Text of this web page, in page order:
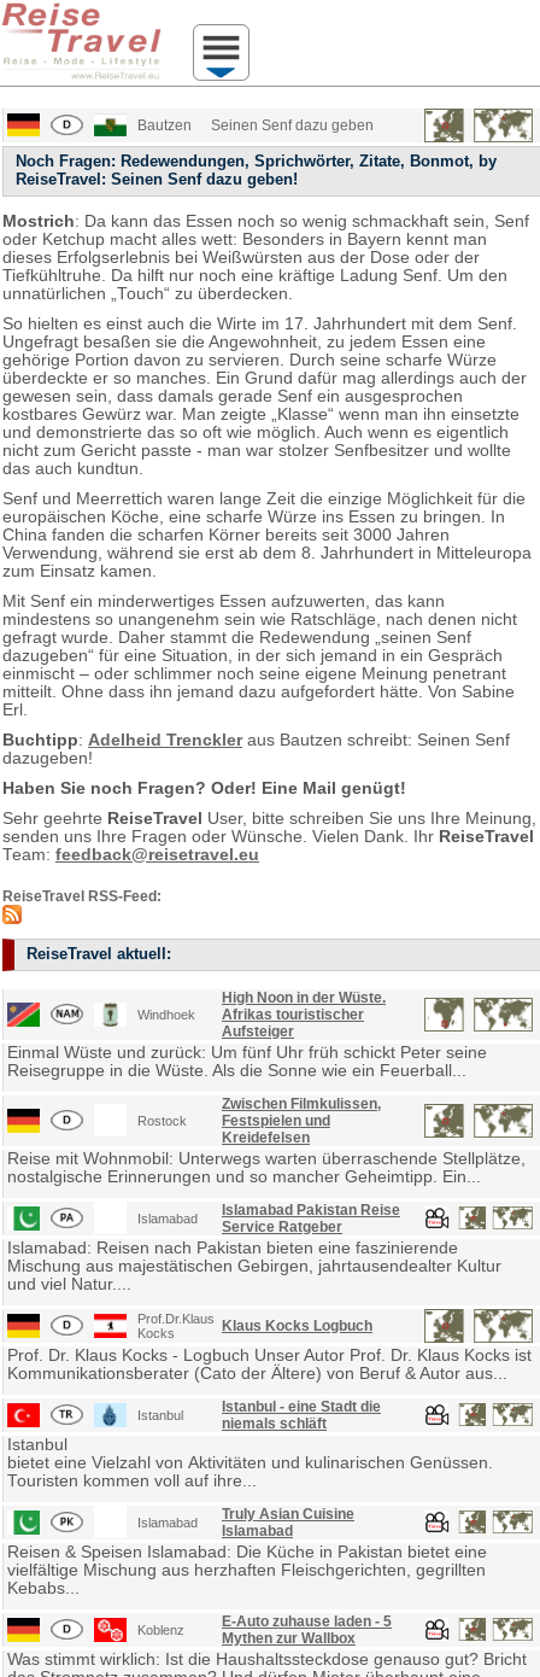
Bautzen Seinen Senf dazu geben
Noch Fragen: Redewendungen, Sprichwörter, Zitate, Bonmot, by
ReiseTravel: Seinen Senf dazu geben!
Mostrich: Da kann das Essen noch so wenig schmackhaft sein, Senf
oder Ketchup macht alles wett: Besonders in Bayern kennt man
dieses Erfolgserlebnis bei Weißwürsten aus der Dose oder der
Tiefkühltruhe. Da hilft nur noch eine kräftige Ladung Senf. Um den
unnatürlichen „Touch“ zu überdecken.
So hielten es einst auch die Wirte im 17. Jahrhundert mit dem Senf.
Ungefragt besaßen sie die Angewohnheit, zu jedem Essen eine
gehörige Portion davon zu servieren. Durch seine scharfe Würze
überdeckte er so manches. Ein Grund dafür mag allerdings auch der
gewesen sein, dass damals gerade Senf ein ausgesprochen
kostbares Gewürz war. Man zeigte „Klasse“ wenn man ihn einsetzte
und demonstrierte das so oft wie möglich. Auch wenn es eigentlich
nicht zum Gericht passte - man war stolzer Senfbesitzer und wollte
das auch kundtun.
Senf und Meerrettich waren lange Zeit die einzige Möglichkeit für die
europäischen Köche, eine scharfe Würze ins Essen zu bringen. In
China fanden die scharfen Körner bereits seit 3000 Jahren
Verwendung, während sie erst ab dem 8. Jahrhundert in Mitteleuropa
zum Einsatz kamen.
Mit Senf ein minderwertiges Essen aufzuwerten, das kann
mindestens so unangenehm sein wie Ratschläge, nach denen nicht
gefragt wurde. Daher stammt die Redewendung „seinen Senf
dazugeben“ für eine Situation, in der sich jemand in ein Gespräch
einmischt – oder schlimmer noch seine eigene Meinung penetrant
mitteilt. Ohne dass ihn jemand dazu aufgefordert hätte. Von Sabine
Erl.
Buchtipp: Adelheid Trenckleraus Bautzen schreibt: Seinen Senf
dazugeben!
Haben Sie noch Fragen? Oder! Eine Mail genügt!
Sehr geehrte ReiseTravel User, bitte schreiben Sie uns Ihre Meinung,
senden uns Ihre Fragen oder Wünsche. Vielen Dank. Ihr ReiseTravel
Team: feedback@reisetravel.eu
ReiseTravel RSS-Feed:
ReiseTravel aktuell:
Windhoek
High Noon in der Wüste.
Afrikas touristischer
Aufsteiger
Einmal Wüste und zurück: Um fünf Uhr früh schickt Peter seine
Reisegruppe in die Wüste. Als die Sonne wie ein Feuerball...
Rostock
Zwischen Filmkulissen,
Festspielen und
Kreidefelsen
Reise mit Wohnmobil: Unterwegs warten überraschende Stellplätze,
nostalgische Erinnerungen und so mancher Geheimtipp. Ein...
Islamabad
Islamabad Pakistan Reise
Service Ratgeber
Islamabad: Reisen nach Pakistan bieten eine faszinierende
Mischung aus majestätischen Gebirgen, jahrtausendealter Kultur
und viel Natur....
Prof.Dr.Klaus
Kocks
Klaus Kocks Logbuch
Prof. Dr. Klaus Kocks - Logbuch Unser Autor Prof. Dr. Klaus Kocks ist
Kommunikationsberater (Cato der Ältere) von Beruf & Autor aus...
Istanbul
Istanbul - eine Stadt die
niemals schläft
Istanbul
bietet eine Vielzahl von Aktivitäten und kulinarischen Genüssen.
Touristen kommen voll auf ihre...
Islamabad
Truly Asian Cuisine
Islamabad
Reisen & Speisen Islamabad: Die Küche in Pakistan bietet eine
vielfältige Mischung aus herzhaften Fleischgerichten, gegrillten
Kebabs...
Koblenz
E-Auto zuhause laden - 5
Mythen zur Wallbox
Was stimmt wirklich: Ist die Haushaltssteckdose genauso gut? Bricht